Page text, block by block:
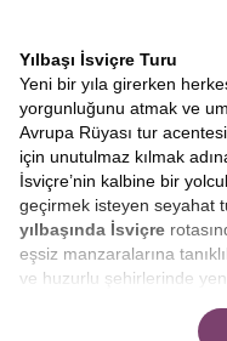
Yılbaşı İsviçre Turu
Yeni bir yıla girerken
yorgunluğunu atmak ve
Avrupa Rüyası tur
için unutulmaz kılmak
İsviçre’nin kalbine bir
geçirmek isteyen seyahat
yılbaşında İsviçre
eşsiz manzaralarına
ve huzurlu şehirlerinde yeni
uzanan bu masalsı